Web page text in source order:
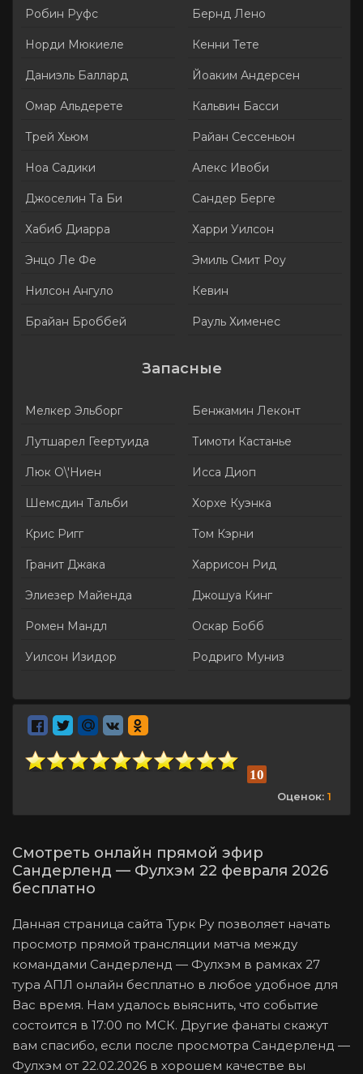
Данная страница сайта Турк Ру позволяет начать
просмотр прямой трансляции матча между
командами Сандерленд — Фулхэм в рамках 27
тура АПЛ онлайн бесплатно в любое удобное для
Вас время. Нам удалось выяснить, что событие
состоится в 17:00 по МСК. Другие фанаты скажут
вам спасибо, если после просмотра Сандерленд —
Фулхэм от 22.02.2026 в хорошем качестве вы
Смотреть онлайн прямой эфир
Сандерленд — Фулхэм 22 февраля 2026
бесплатно
Робин Руфс
Норди Мюкиеле
Даниэль Баллард
Омар Альдерете
Трей Хьюм
Ноа Садики
Джоселин Та Би
Хабиб Диарра
Энцо Ле Фе
Нилсон Ангуло
Брайан Броббей
Бернд Лено
Кенни Тете
Йоаким Андерсен
Кальвин Басси
Райан Сессеньон
Алекс Ивоби
Сандер Берге
Харри Уилсон
Эмиль Смит Роу
Кевин
Рауль Хименес
Запасные
Мелкер Эльборг
Лутшарел Геертуида
Люк О\'Ниен
Шемсдин Тальби
Крис Ригг
Гранит Джака
Элиезер Майенда
Ромен Мандл
Уилсон Изидор
Бенжамин Леконт
Тимоти Кастанье
Исса Диоп
Хорхе Куэнка
Том Кэрни
Харрисон Рид
Джошуа Кинг
Оскар Бобб
Родриго Муниз
10
Оценок: 1